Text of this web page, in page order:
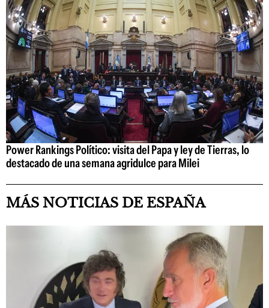
Power Rankings Político: visita del Papa y ley de Tierras, lo
destacado de una semana agridulce para Milei
MÁS NOTICIAS DE ESPAÑA